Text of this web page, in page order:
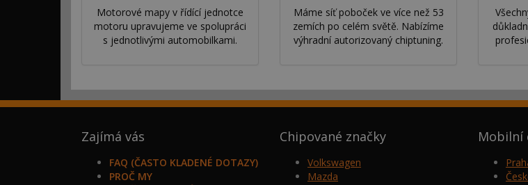
Motorové mapy v řídící jednotce
motoru upravujeme ve spolupráci
s jednotlivými automobilkami.
Máme síť poboček ve více než 53
zemích po celém světě. Nabízíme
výhradní autorizovaný chiptuning.
Zajímá vás
FAQ (ČASTO KLADENÉ DOTAZY)
PROČ MY
Chipované značky
Volkswagen
Mazda
Mobilní